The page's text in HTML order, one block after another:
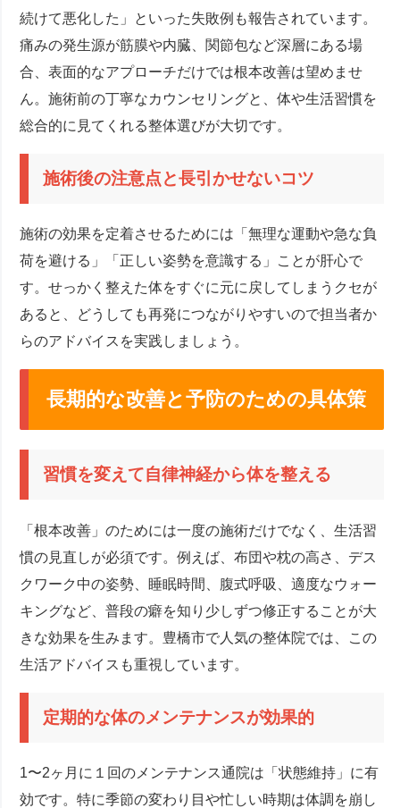
続けて悪化した」といった失敗例も報告されています。
痛みの発生源が筋膜や内臓、関節包など深層にある場
合、表面的なアプローチだけでは根本改善は望めませ
ん。施術前の丁寧なカウンセリングと、体や生活習慣を
総合的に見てくれる整体選びが大切です。
施術後の注意点と長引かせないコツ
施術の効果を定着させるためには「無理な運動や急な負
荷を避ける」「正しい姿勢を意識する」ことが肝心で
す。せっかく整えた体をすぐに元に戻してしまうクセが
あると、どうしても再発につながりやすいので担当者か
らのアドバイスを実践しましょう。
長期的な改善と予防のための具体策
習慣を変えて自律神経から体を整える
「根本改善」のためには一度の施術だけでなく、生活習
慣の見直しが必須です。例えば、布団や枕の高さ、デス
クワーク中の姿勢、睡眠時間、腹式呼吸、適度なウォー
キングなど、普段の癖を知り少しずつ修正することが大
きな効果を生みます。豊橋市で人気の整体院では、この
生活アドバイスも重視しています。
定期的な体のメンテナンスが効果的
1〜2ヶ月に１回のメンテナンス通院は「状態維持」に有
効です。特に季節の変わり目や忙しい時期は体調を崩し